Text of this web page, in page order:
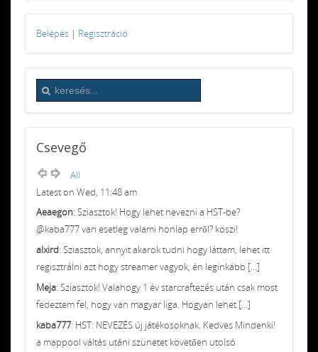
Belépés | Regisztráció
Csevegő
All
Latest on Wed, 11:48 am
Aeaegon: Sziasztok! Hogy lehet nevezni a HST-be?
@kaba777 van esetleg valami honlap erről? köszi!
alxird: Sziasztok, annyit akarok tudni hogy láttam, lehet itt
regisztrálni azt hogy streamer vagyok, én leginkább [...]
Meja: Sziasztok! Valahogy 1 év starcraftezés után csak most
fedeztem fel, hogy van magyar liga. Hogyan lehet [...]
kaba777: HST: NEVEZÉS új játékosoknak. Kedves Mindenki!
a mappool váltás utáni szünetet követően utolsó